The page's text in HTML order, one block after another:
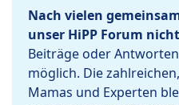
Nach vielen
unser HiPP Forum
Beiträge oder
möglich. Die
Mamas und Experten